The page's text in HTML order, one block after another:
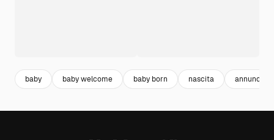
baby baby welcome baby born nascita annuncio